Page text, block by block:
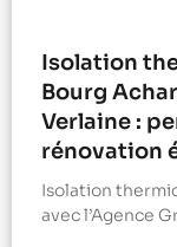
Isolation
Bourg
Verlaine :
rénovation
Isolation
avec l’Agence